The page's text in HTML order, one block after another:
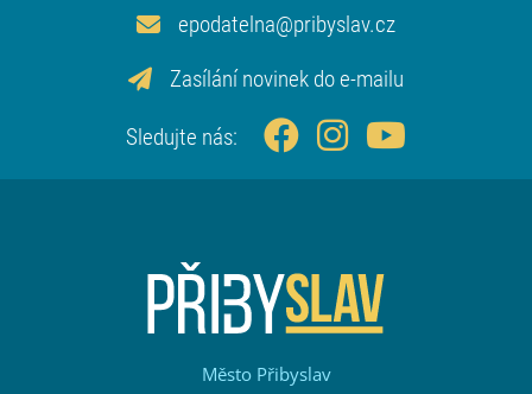
epodatelna@pribyslav.cz
Zasílání novinek do e-mailu
Sledujte nás:
Město Přibyslav